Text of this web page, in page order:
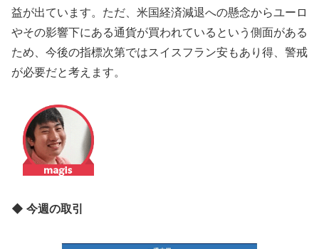
益が出ています。ただ、米国経済減退への懸念からユーロ
やその影響下にある通貨が買われているという側面がある
ため、今後の指標次第ではスイスフラン安もあり得、警戒
が必要だと考えます。
◆ 今週の取引